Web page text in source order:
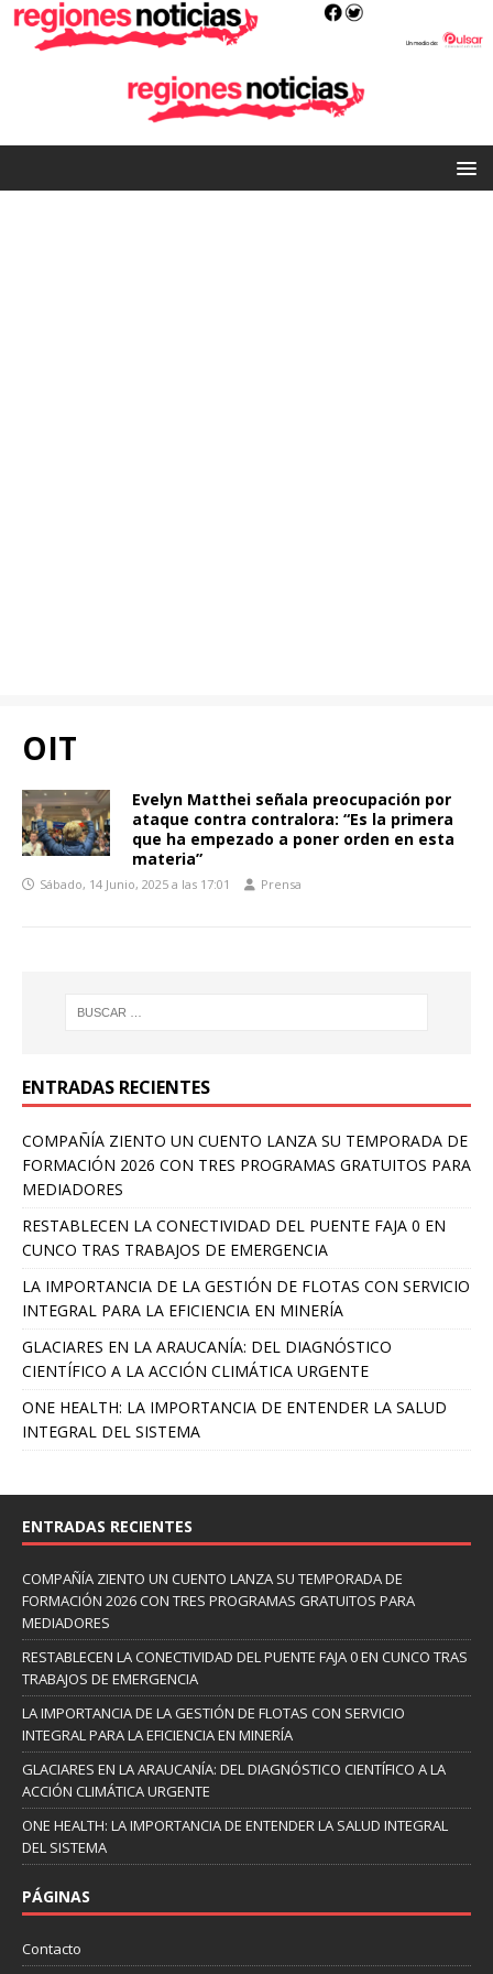
OIT
Evelyn Matthei señala preocupación por
ataque contra contralora: “Es la primera
que ha empezado a poner orden en esta
materia”
Sábado, 14 Junio, 2025 a las 17:01 Prensa
ENTRADAS RECIENTES
COMPAÑÍA ZIENTO UN CUENTO LANZA SU TEMPORADA DE
FORMACIÓN 2026 CON TRES PROGRAMAS GRATUITOS PARA
MEDIADORES
RESTABLECEN LA CONECTIVIDAD DEL PUENTE FAJA 0 EN
CUNCO TRAS TRABAJOS DE EMERGENCIA
LA IMPORTANCIA DE LA GESTIÓN DE FLOTAS CON SERVICIO
INTEGRAL PARA LA EFICIENCIA EN MINERÍA
GLACIARES EN LA ARAUCANÍA: DEL DIAGNÓSTICO
CIENTÍFICO A LA ACCIÓN CLIMÁTICA URGENTE
ONE HEALTH: LA IMPORTANCIA DE ENTENDER LA SALUD
INTEGRAL DEL SISTEMA
ENTRADAS RECIENTES
COMPAÑÍA ZIENTO UN CUENTO LANZA SU TEMPORADA DE
FORMACIÓN 2026 CON TRES PROGRAMAS GRATUITOS PARA
MEDIADORES
RESTABLECEN LA CONECTIVIDAD DEL PUENTE FAJA 0 EN CUNCO TRAS
TRABAJOS DE EMERGENCIA
LA IMPORTANCIA DE LA GESTIÓN DE FLOTAS CON SERVICIO
INTEGRAL PARA LA EFICIENCIA EN MINERÍA
GLACIARES EN LA ARAUCANÍA: DEL DIAGNÓSTICO CIENTÍFICO A LA
ACCIÓN CLIMÁTICA URGENTE
ONE HEALTH: LA IMPORTANCIA DE ENTENDER LA SALUD INTEGRAL
DEL SISTEMA
PÁGINAS
Contacto